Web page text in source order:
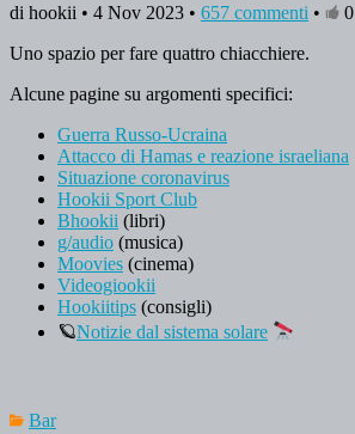
di hookii • 4 Nov 2023 • 657 commenti •
0
Uno spazio per fare quattro chiacchiere.
Alcune pagine su argomenti specifici:
Guerra Russo-Ucraina
Attacco di Hamas e reazione israeliana
Situazione coronavirus
Hookii Sport Club
Bhookii (libri)
g/audio (musica)
Moovies (cinema)
Videogiookii
Hookiitips (consigli)
🪐Notizie dal sistema solare
Bar